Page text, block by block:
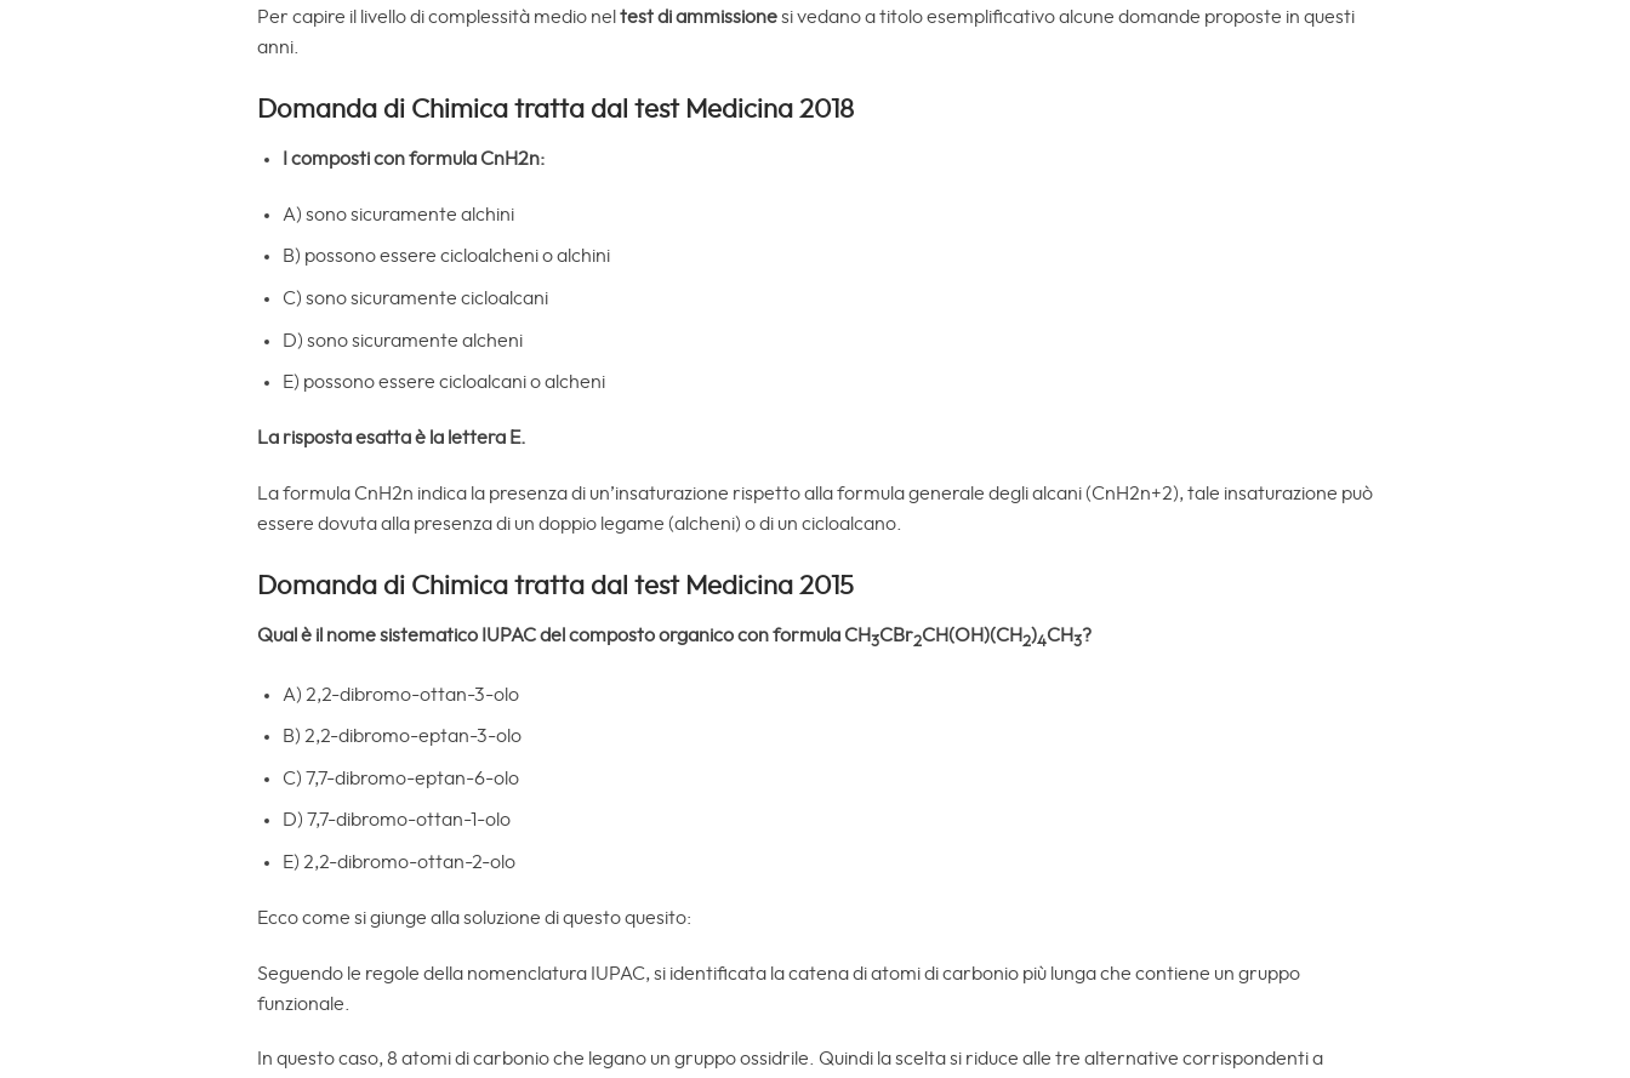
Per capire il livello di complessità medio nel test di ammissionesi vedano a titolo esemplificativo alcune domande proposte in questi
anni.
Domanda di Chimica tratta dal test Medicina 2018
I composti con formula CnH2n:
A) sono sicuramente alchini
B) possono essere cicloalcheni o alchini
C) sono sicuramente cicloalcani
D) sono sicuramente alcheni
E) possono essere cicloalcani o alcheni
La risposta esatta è la lettera E.
La formula CnH2n indica la presenza di un’insaturazione rispetto alla formula generale degli alcani (CnH2n+2), tale insaturazione può
essere dovuta alla presenza di un doppio legame (alcheni) o di un cicloalcano.
Domanda di Chimica tratta dal test Medicina 2015
Qual è il nome sistematico IUPAC del composto organico con formula CH3CBr2CH(OH)(CH2)4CH3?
A) 2,2-dibromo-ottan-3-olo
B) 2,2-dibromo-eptan-3-olo
C) 7,7-dibromo-eptan-6-olo
D) 7,7-dibromo-ottan-1-olo
E) 2,2-dibromo-ottan-2-olo
Ecco come si giunge alla soluzione di questo quesito:
Seguendo le regole della nomenclatura IUPAC, si identificata la catena di atomi di carbonio più lunga che contiene un gruppo
funzionale.
In questo caso, 8 atomi di carbonio che legano un gruppo ossidrile. Quindi la scelta si riduce alle tre alternative corrispondenti a